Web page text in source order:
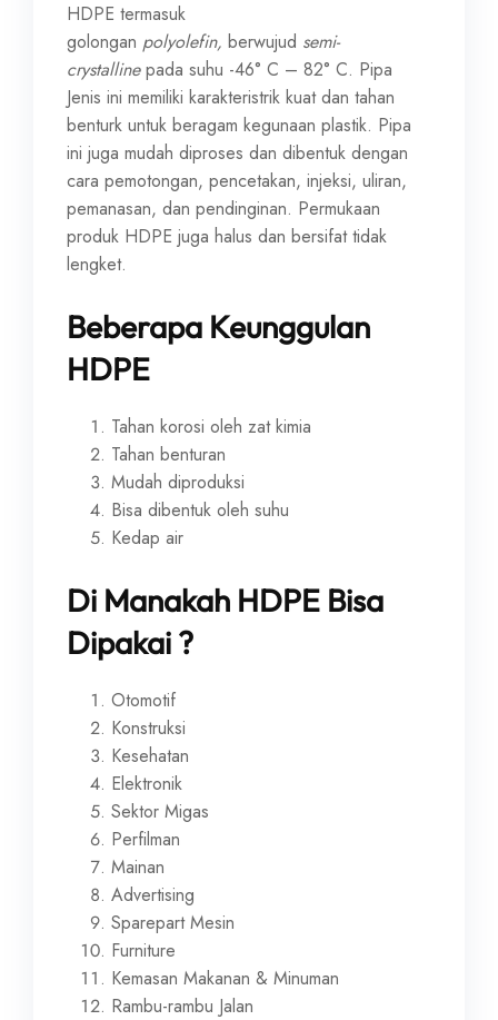
HDPE termasuk
golongan polyolefin, berwujud semi-
crystallinepada suhu -46° C – 82° C. Pipa
Jenis ini memiliki karakteristrik kuat dan tahan
benturk untuk beragam kegunaan plastik. Pipa
ini juga mudah diproses dan dibentuk dengan
cara pemotongan, pencetakan, injeksi, uliran,
pemanasan, dan pendinginan. Permukaan
produk HDPE juga halus dan bersifat tidak
lengket.
Beberapa Keunggulan
HDPE
Tahan korosi oleh zat kimia
Tahan benturan
Mudah diproduksi
Bisa dibentuk oleh suhu
Kedap air
Di Manakah HDPE Bisa
Dipakai ?
Otomotif
Konstruksi
Kesehatan
Elektronik
Sektor Migas
Perfilman
Mainan
Advertising
Sparepart Mesin
Furniture
Kemasan Makanan & Minuman
Rambu-rambu Jalan